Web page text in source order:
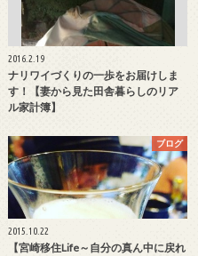
2016.2.19
ナリワイづくりの一歩をお届けしま
す！【妻から見た田舎暮らしのリア
ル家計簿】
ブログ
2015.10.22
【宮崎移住Life～自分の真ん中に戻れ